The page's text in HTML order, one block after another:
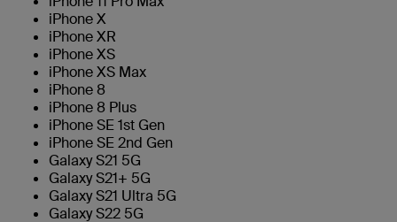
iPhone X
iPhone XR
iPhone XS
iPhone XS Max
iPhone 8
iPhone 8 Plus
iPhone SE 1st Gen
iPhone SE 2nd Gen
Galaxy S21 5G
Galaxy S21+ 5G
Galaxy S21 Ultra 5G
Galaxy S22 5G